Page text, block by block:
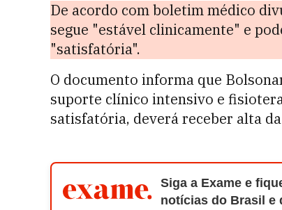
De acordo com boletim médico
segue "estável clinicamente" e
"satisfatória".
O documento informa que
suporte clínico intensivo e
satisfatória, deverá receber alta
Siga a Exame e
notícias do Brasil e